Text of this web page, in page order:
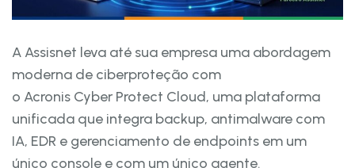
A Assisnet leva até sua empresa uma abordagem
moderna de ciberproteção com
o Acronis Cyber Protect Cloud, uma plataforma
unificada que integra backup, antimalware com
IA, EDR e gerenciamento de endpoints em um
único console e com um único agente.